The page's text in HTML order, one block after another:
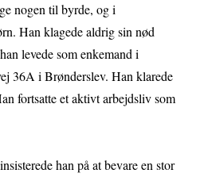
nogen til byrde, og i
Han klagede aldrig sin nød
levede som enkemand i
36A i Brønderslev. Han klarede
fortsatte et aktivt arbejdsliv som
han på at bevare en stor